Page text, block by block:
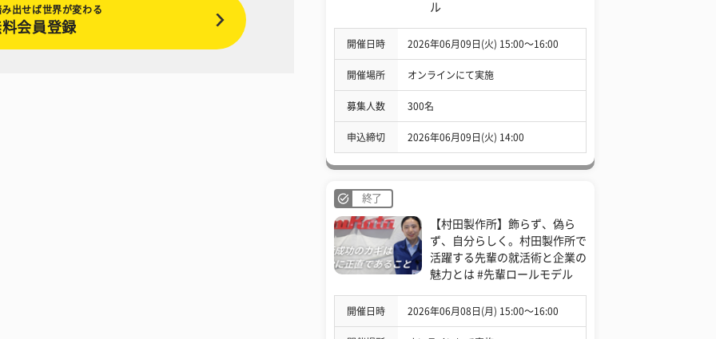
出せば世界が変わる
会員登録
ル
開催日時 2026年06月09日(火) 15:00〜16:00
開催場所 オンラインにて実施
募集人数 300名
申込締切 2026年06月09日(火) 14:00
終了
【村田製作所】飾らず、偽ら
ず、自分らしく。村田製作所で
活躍する先輩の就活術と企業の
魅力とは #先輩ロールモデル
開催日時 2026年06月08日(月) 15:00〜16:00